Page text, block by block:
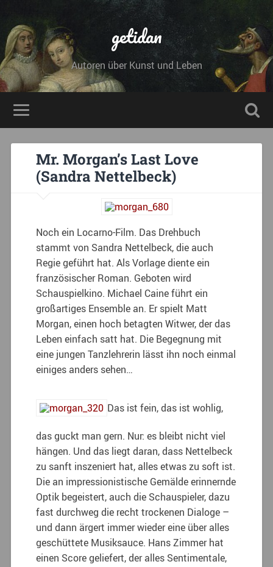
getidan
Autoren über Kunst und Leben
Mr. Morgan’s Last Love
(Sandra Nettelbeck)
Noch ein Locarno-Film. Das Drehbuch
stammt von Sandra Nettelbeck, die auch
Regie geführt hat. Als Vorlage diente ein
französischer Roman. Geboten wird
Schauspielkino. Michael Caine führt ein
großartiges Ensemble an. Er spielt Matt
Morgan, einen hoch betagten Witwer, der das
Leben einfach satt hat. Die Begegnung mit
eine jungen Tanzlehrerin lässt ihn noch einmal
einiges anders sehen…
Das ist fein, das ist wohlig,
das guckt man gern. Nur: es bleibt nicht viel
hängen. Und das liegt daran, dass Nettelbeck
zu sanft inszeniert hat, alles etwas zu soft ist.
Die an impressionistische Gemälde erinnernde
Optik begeistert, auch die Schauspieler, dazu
fast durchweg die recht trockenen Dialoge –
und dann ärgert immer wieder eine über alles
geschüttete Musiksauce. Hans Zimmer hat
einen Score geliefert, der alles Sentimentale,